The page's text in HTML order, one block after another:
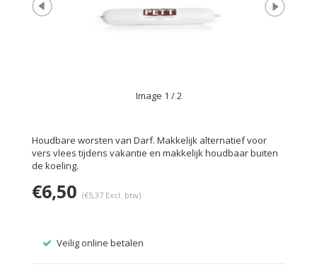
Image 1 / 2
Houdbare worsten van Darf. Makkelijk alternatief voor
vers vlees tijdens vakantie en makkelijk houdbaar buiten
de koeling.
€6,50 (€5,37 Excl. btw)
Veilig online betalen